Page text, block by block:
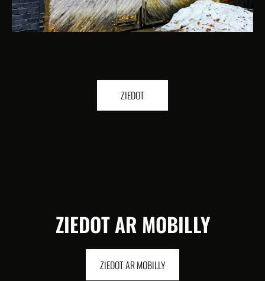
ZIEDOT
ZIEDOT AR MOBILLY
ZIEDOT AR MOBILLY